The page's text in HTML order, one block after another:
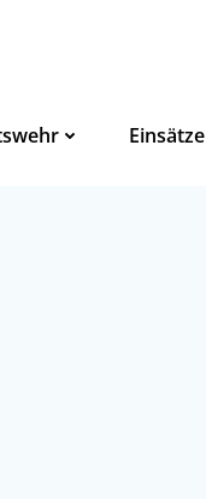
Einsätze